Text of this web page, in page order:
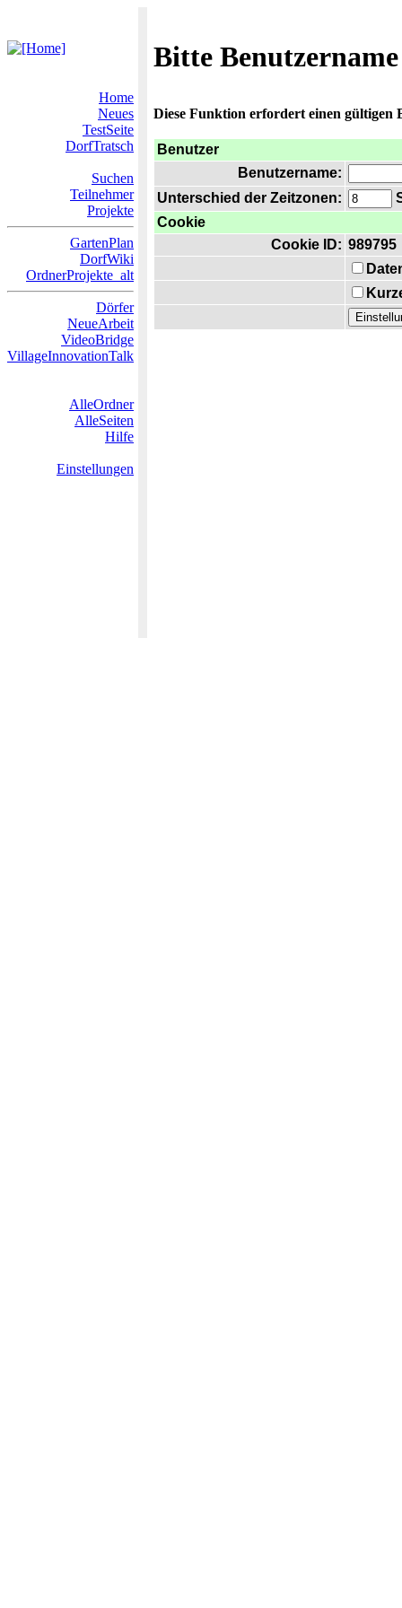
Bitte
Home
Neues
TestSeite
DorfTratsch
Suchen
Teilnehmer
Projekte
GartenPlan
DorfWiki
OrdnerProjekte_alt
Dörfer
NeueArbeit
VideoBridge
VillageInnovationTalk
AlleOrdner
AlleSeiten
Hilfe
Einstellungen
Diese Funktion erfordert einen gültigen
Benutzer
Benutzername:
Unterschied der Zeitzonen:
Cookie
Cookie ID: 989795